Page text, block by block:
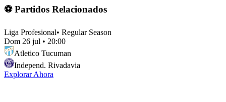
⚽ Partidos Relacionados
Liga Profesional• Regular Season
Dom 26 jul • 20:00
Atletico Tucuman
Independ. Rivadavia
Explorar Ahora